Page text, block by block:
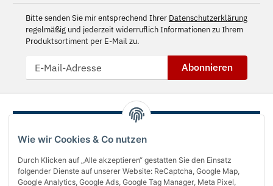
Wie wir Cookies & Co nutzen
Durch Klicken auf „Alle akzeptieren“ gestatten Sie den Einsatz
folgender Dienste auf unserer Website: ReCaptcha, Google Map,
Google Analytics, Google Ads, Google Tag Manager, Meta Pixel,
Bitte senden Sie mir entsprechend Ihrer Datenschutzerklärung
regelmäßig und jederzeit widerruflich Informationen zu Ihrem
Produktsortiment per E-Mail zu.
Abonnieren